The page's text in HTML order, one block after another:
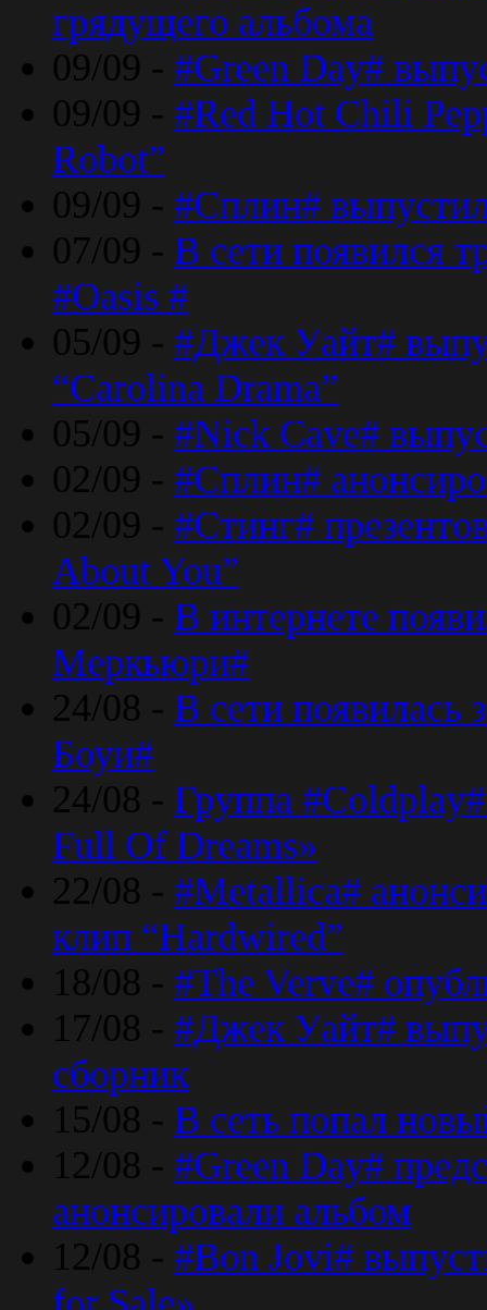
грядущего альбома
09/09 - #Green Day#
09/09 - #Red Hot Chili
Robot”
09/09 - #Сплин#
07/09 - В сети появился
#Oasis #
05/09 - #Джек Уайт#
“Carolina Drama”
05/09 - #Nick Cave#
02/09 - #Сплин#
02/09 - #Стинг#
About You”
02/09 - В интернете
Меркьюри#
24/08 - В сети появилась
Боуи#
24/08 - Группа
Full Of Dreams»
22/08 - #Metallica#
клип “Hardwired”
18/08 - #The Verve#
17/08 - #Джек Уайт#
сборник
15/08 - В сеть попал
12/08 - #Green Day#
анонсировали альбом
12/08 - #Bon Jovi#